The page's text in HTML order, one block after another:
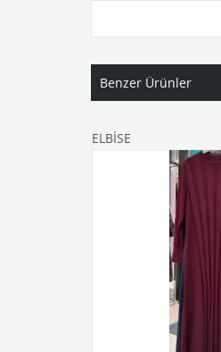
Benzer Ürünler
ELBİSE